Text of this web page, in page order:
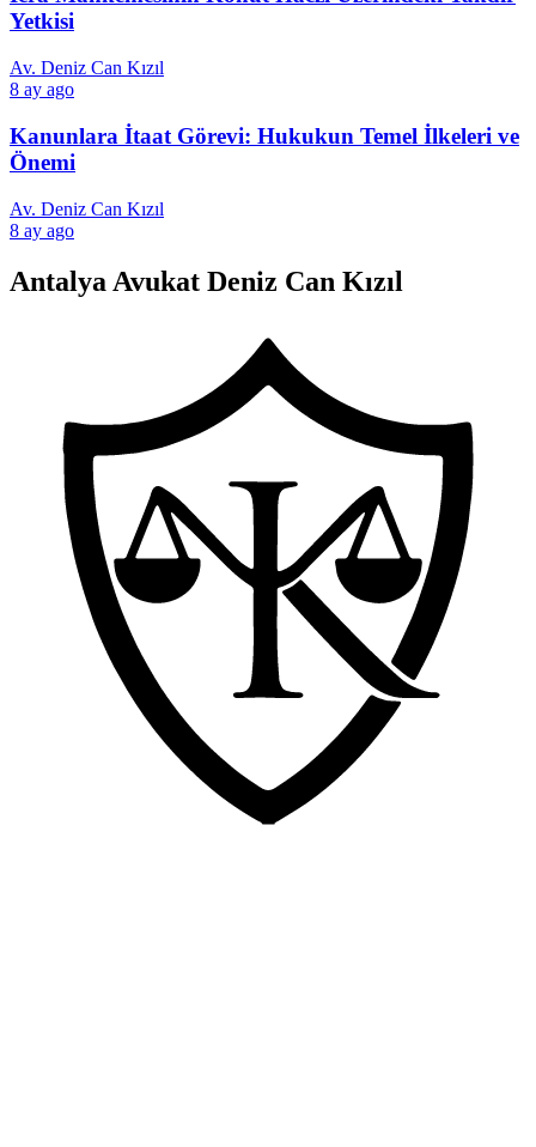
Yetkisi
Av. Deniz Can Kızıl
8 ay ago
Kanunlara İtaat Görevi: Hukukun Temel İlkeleri ve
Önemi
Av. Deniz Can Kızıl
8 ay ago
Antalya Avukat Deniz Can Kızıl